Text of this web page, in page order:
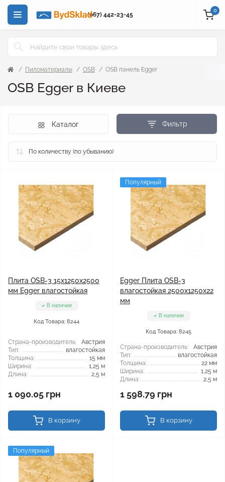
(067) 442-23-45
0
Пиломатериалы OSB OSB панель Egger
OSB Egger в Киеве
Фильтр
Каталог
Плита OSB-3 15x1250x2500
мм Egger влагостойкая
В наличии
Код Товара: 8244
Страна-производитель:
Австрия
Тип:
влагостойкая
Толщина:
15 мм
Ширина:
1,25 м
Длина:
2,5 м
1 090.05 грн
В корзину
Популярный
Egger Плита OSB-3
влагостойкая 2500x1250x22
мм
В наличии
Код Товара: 8245
Страна-производитель:
Австрия
Тип:
влагостойкая
Толщина:
22 мм
Ширина:
1,25 м
Длина:
2,5 м
1 598.79 грн
В корзину
Популярный